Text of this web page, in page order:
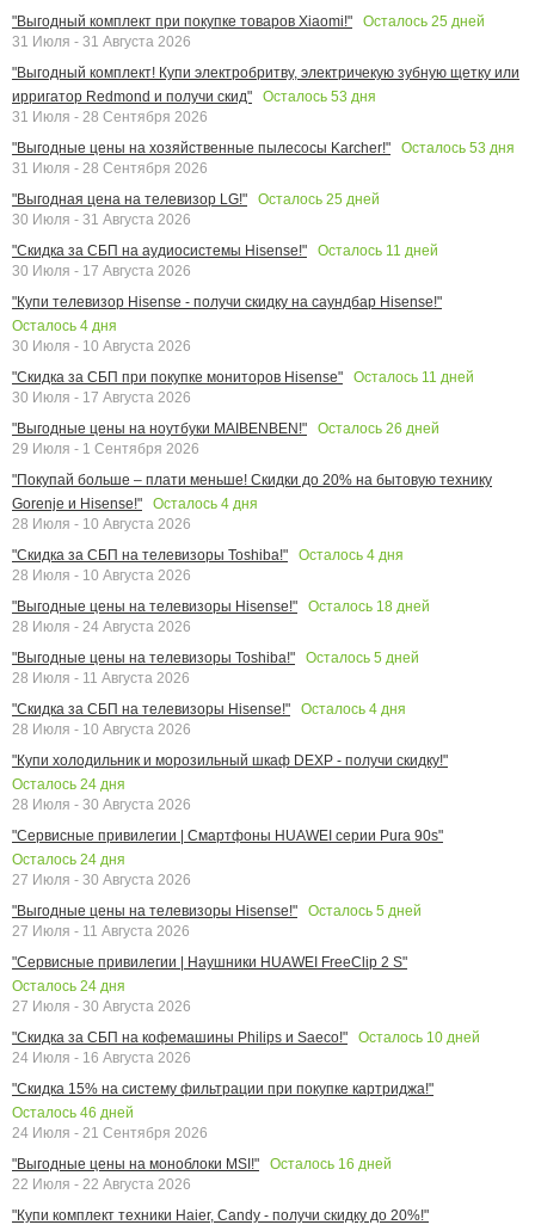
"Выгодный комплект при покупке товаров Xiaomi!"
Осталось 25 дней
31 Июля - 31 Августа 2026
"Выгодный комплект! Купи электробритву, электричекую зубную щетку или
ирригатор Redmond и получи скид"
Осталось 53 дня
31 Июля - 28 Сентября 2026
"Выгодные цены на хозяйственные пылесосы Karcher!"
Осталось 53 дня
31 Июля - 28 Сентября 2026
"Выгодная цена на телевизор LG!"
Осталось 25 дней
30 Июля - 31 Августа 2026
"Скидка за СБП на аудиосистемы Hisense!"
Осталось 11 дней
30 Июля - 17 Августа 2026
"Купи телевизор Hisense - получи скидку на саундбар Hisense!"
Осталось 4 дня
30 Июля - 10 Августа 2026
"Скидка за СБП при покупке мониторов Hisense"
Осталось 11 дней
30 Июля - 17 Августа 2026
"Выгодные цены на ноутбуки MAIBENBEN!"
Осталось 26 дней
29 Июля - 1 Сентября 2026
"Покупай больше – плати меньше! Скидки до 20% на бытовую технику
Gorenje и Hisense!"
Осталось 4 дня
28 Июля - 10 Августа 2026
"Скидка за СБП на телевизоры Toshiba!"
Осталось 4 дня
28 Июля - 10 Августа 2026
"Выгодные цены на телевизоры Hisense!"
Осталось 18 дней
28 Июля - 24 Августа 2026
"Выгодные цены на телевизоры Toshiba!"
Осталось 5 дней
28 Июля - 11 Августа 2026
"Скидка за СБП на телевизоры Hisense!"
Осталось 4 дня
28 Июля - 10 Августа 2026
"Купи холодильник и морозильный шкаф DEXP - получи скидку!"
Осталось 24 дня
28 Июля - 30 Августа 2026
"Сервисные привилегии | Смартфоны HUAWEI серии Pura 90s"
Осталось 24 дня
27 Июля - 30 Августа 2026
"Выгодные цены на телевизоры Hisense!"
Осталось 5 дней
27 Июля - 11 Августа 2026
"Сервисные привилегии | Наушники HUAWEI FreeClip 2 S"
Осталось 24 дня
27 Июля - 30 Августа 2026
"Скидка за СБП на кофемашины Philips и Saeco!"
Осталось 10 дней
24 Июля - 16 Августа 2026
"Скидка 15% на систему фильтрации при покупке картриджа!"
Осталось 46 дней
24 Июля - 21 Сентября 2026
"Выгодные цены на моноблоки MSI!"
Осталось 16 дней
22 Июля - 22 Августа 2026
"Купи комплект техники Haier, Candy - получи скидку до 20%!"